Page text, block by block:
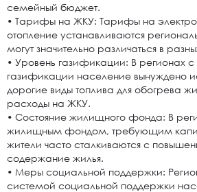
семейный бюджет.
• Тарифы на ЖКУ: Тарифы на
отопление устанавливаются
могут значительно различаться в
• Уровень газификации: В регионах с
газификации население вынуждено
дорогие виды топлива для обогрева
расходы на ЖКУ.
• Состояние жилищного фонда: В
жилищным фондом, требующим
жители часто сталкиваются с
содержание жилья.
• Меры социальной поддержки:
системой социальной поддержки